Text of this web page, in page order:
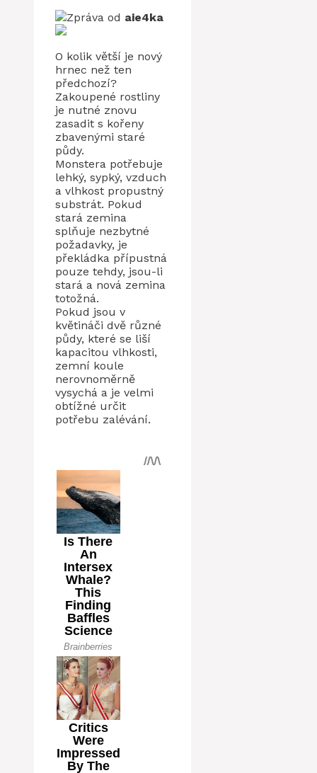
Zpráva od aie4ka
O kolik větší je nový
hrnec než ten
předchozí?
Zakoupené rostliny
je nutné znovu
zasadit s kořeny
zbavenými staré
půdy.
Monstera potřebuje
lehký, sypký, vzduch
a vlhkost propustný
substrát. Pokud
stará zemina
splňuje nezbytné
požadavky, je
překládka přípustná
pouze tehdy, jsou-li
stará a nová zemina
totožná.
Pokud jsou v
květináči dvě různé
půdy, které se liší
kapacitou vlhkosti,
zemní koule
nerovnoměrně
vysychá a je velmi
obtížné určit
potřebu zalévání.